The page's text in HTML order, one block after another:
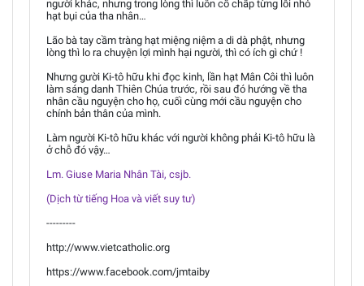
người khác, nhưng trong lòng thì luôn cố chấp từng lỗi nhỏ
hạt bụi của tha nhân…
Lão bà tay cầm tràng hạt miệng niệm a di dà phật, nhưng
lòng thì lo ra chuyện lợi mình hại người, thì có ích gì chứ !
Nhưng gười Ki-tô hữu khi đọc kinh, lần hạt Mân Côi thì luôn
làm sáng danh Thiên Chúa trước, rồi sau đó hướng về tha
nhân cầu nguyện cho họ, cuối cùng mới cầu nguyện cho
chính bản thân của mình.
Làm người Ki-tô hữu khác với người không phải Ki-tô hữu là
ở chỗ đó vậy…
Lm. Giuse Maria Nhân Tài, csjb.
(Dịch từ tiếng Hoa và viết suy tư)
---------
http://www.vietcatholic.org
https://www.facebook.com/jmtaiby